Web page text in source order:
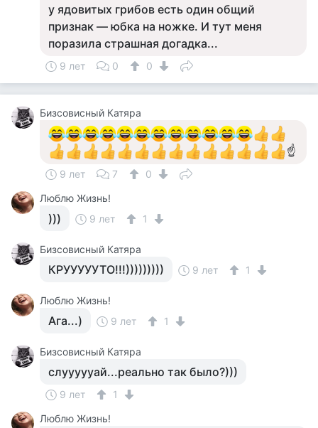
у ядовитых грибов есть один общий
признак — юбка на ножке. И тут меня
поразила страшная догадка...
9 лет 0 0
Бизсовисный Катяра
☝
9 лет 7
0
Люблю Жизнь!
))) 9 лет 1
Бизсовисный Катяра
КРУУУУУТО!!!))))))))) 9 лет 1
Люблю Жизнь!
Ага...) 9 лет 1
Бизсовисный Катяра
слуууууай...реально так было?)))
9 лет
1
Люблю Жизнь!